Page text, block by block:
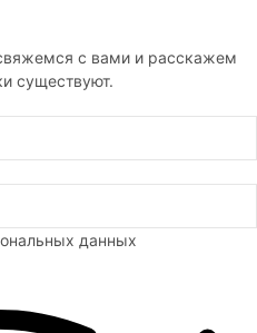
с вами и расскажем
существуют.
данных